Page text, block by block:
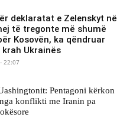
deklaratat e Zelenskyt në
të tregonte më shumë
Kosovën, ka qëndruar
Ukrainës
22:07
Pentagoni kërkon
konflikti me Iranin pa